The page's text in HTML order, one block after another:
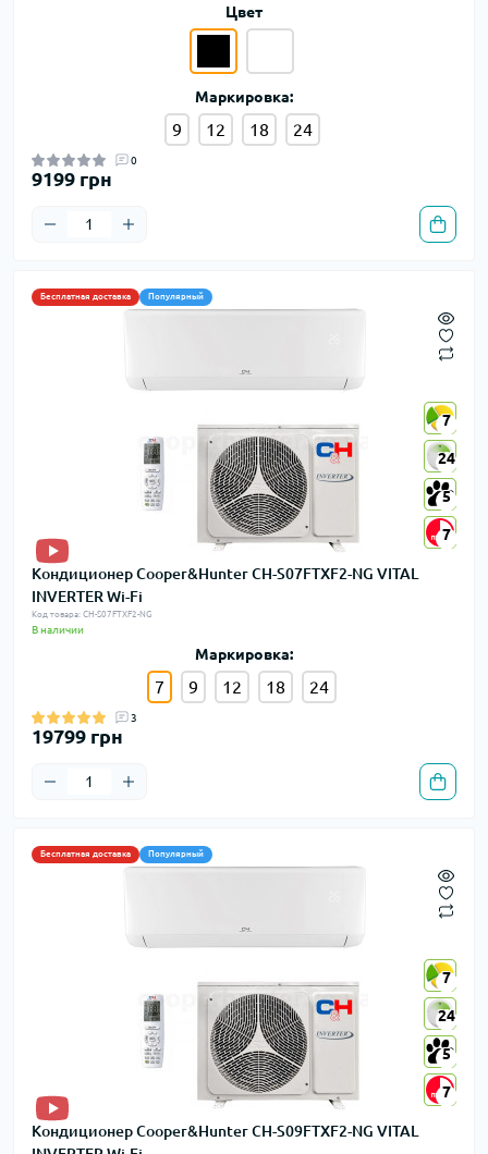
Цвет
Маркировка:
9 12 18 24
0
9199 грн
Бесплатная доставка Популярный
7
24
5
7
7
24
5
7
Кондиционер Cooper&Hunter CH-S07FTXF2-NG VITAL
INVERTER Wi-Fi
Код товара: CH-S07FTXF2-NG
В наличии
Маркировка:
7 9 12 18 24
3
19799 грн
Бесплатная доставка Популярный
7
24
5
7
7
24
5
7
Кондиционер Cooper&Hunter CH-S09FTXF2-NG VITAL